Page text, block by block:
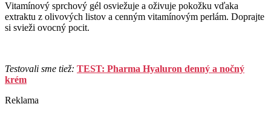
Vitamínový sprchový gél osviežuje a oživuje pokožku vďaka
extraktu z olivových listov a cenným vitamínovým perlám. Doprajte
si svieži ovocný pocit.
Testovali sme tiež: TEST: Pharma Hyaluron denný a nočný
krém
Reklama